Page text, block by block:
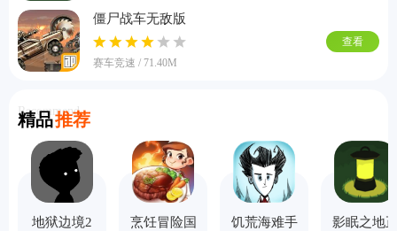
僵尸战车无敌版
赛车竞速 / 71.40M
查看
精品推荐
Recommend
地狱边境2
烹饪冒险国
饥荒海难手
影眠之地